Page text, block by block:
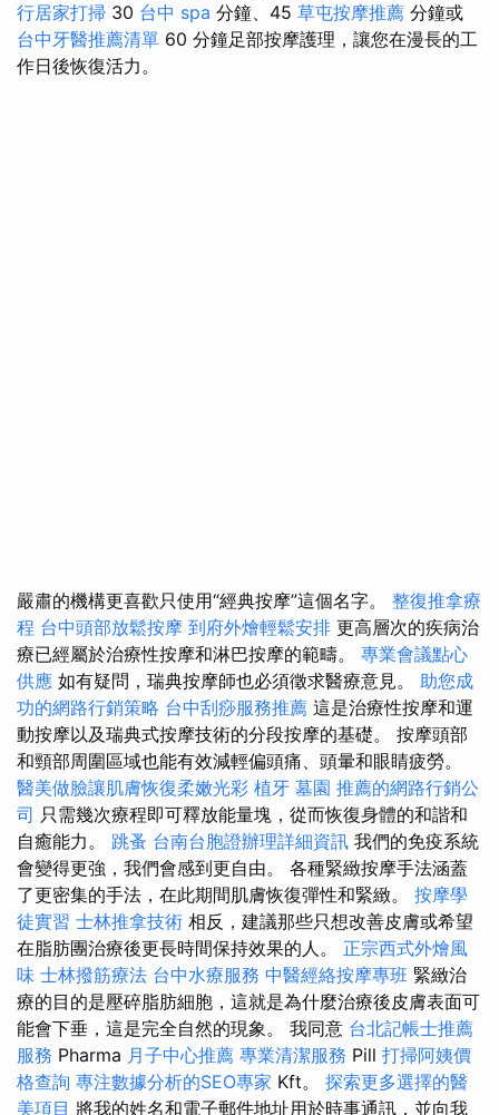
行居家打掃 30 台中 spa 分鐘、45 草屯按摩推薦 分鐘或
台中牙醫推薦清單 60 分鐘足部按摩護理，讓您在漫長的工
作日後恢復活力。
嚴肅的機構更喜歡只使用“經典按摩”這個名字。 整復推拿療
程 台中頭部放鬆按摩 到府外燴輕鬆安排 更高層次的疾病治
療已經屬於治療性按摩和淋巴按摩的範疇。 專業會議點心
供應 如有疑問，瑞典按摩師也必須徵求醫療意見。 助您成
功的網路行銷策略 台中刮痧服務推薦 這是治療性按摩和運
動按摩以及瑞典式按摩技術的分段按摩的基礎。 按摩頭部
和頸部周圍區域也能有效減輕偏頭痛、頭暈和眼睛疲勞。
醫美做臉讓肌膚恢復柔嫩光彩 植牙 墓園 推薦的網路行銷公
司 只需幾次療程即可釋放能量塊，從而恢復身體的和諧和
自癒能力。 跳蚤 台南台胞證辦理詳細資訊 我們的免疫系統
會變得更強，我們會感到更自由。 各種緊緻按摩手法涵蓋
了更密集的手法，在此期間肌膚恢復彈性和緊緻。 按摩學
徒實習 士林推拿技術 相反，建議那些只想改善皮膚或希望
在脂肪團治療後更長時間保持效果的人。 正宗西式外燴風
味 士林撥筋療法 台中水療服務 中醫經絡按摩專班 緊緻治
療的目的是壓碎脂肪細胞，這就是為什麼治療後皮膚表面可
能會下垂，這是完全自然的現象。 我同意 台北記帳士推薦
服務 Pharma 月子中心推薦 專業清潔服務 Pill 打掃阿姨價
格查詢 專注數據分析的SEO專家 Kft。 探索更多選擇的醫
美項目 將我的姓名和電子郵件地址用於時事通訊，並向我